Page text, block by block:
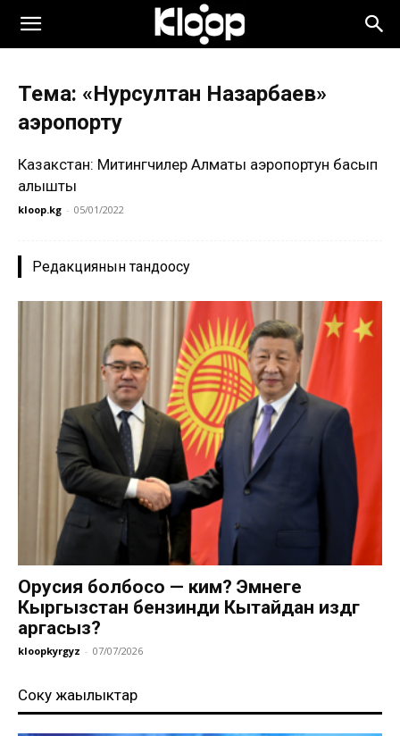
Тема: «Нурсултан Назарбаев»
аэропорту
Казакстан: Митингчилер Алматы аэропортун басып
алышты
kloop.kg - 05/01/2022
Редакциянын тандоосу
Орусия болбосо — ким? Эмнеге
Кыргызстан бензинди Кытайдан издөөгө
аргасыз?
kloopkyrgyz - 07/07/2026
Соңку жаңылыктар